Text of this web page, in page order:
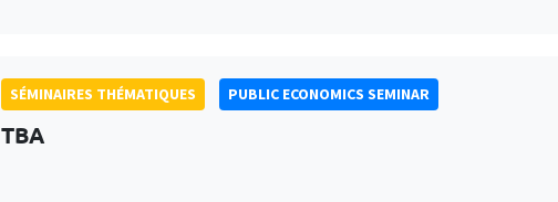
SÉMINAIRES THÉMATIQUES PUBLIC ECONOMICS SEMINAR
TBA